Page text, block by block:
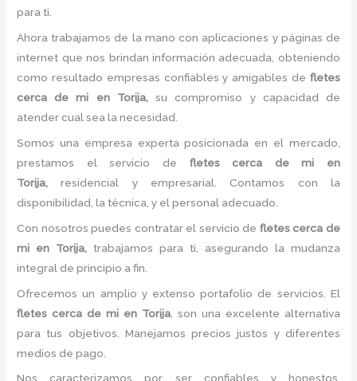
para ti.
Ahora trabajamos de la mano con aplicaciones y páginas de
internet que nos brindan información adecuada, obteniendo
como resultado empresas confiables y amigables de fletes
cerca de mi
en Torija,su compromiso y capacidad de
atender cual sea la necesidad.
Somos una empresa experta posicionada en el mercado,
prestamos el servicio de fletes cerca de mi en
Torija, residencial y empresarial. Contamos con la
disponibilidad, la técnica, y el personal adecuado.
Con nosotros puedes contratar el servicio de fletes cerca de
mi en Torija, trabajamos para ti, asegurando la mudanza
integral de principio a fin.
Ofrecemos un amplio y extenso portafolio de servicios. El
fletes cerca de mi en Torija , son una excelente alternativa
para tus objetivos. Manejamos precios justos y diferentes
medios de pago.
Nos caracterizamos por ser confiables y honestos,